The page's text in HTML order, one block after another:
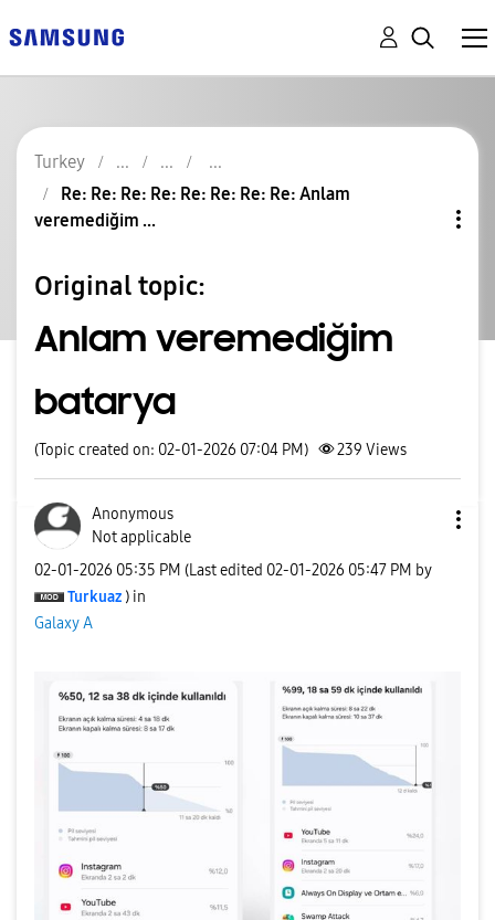
Turkey
Re: Re: Re: Re: Re: Re: Re: Re: Anlam
veremediğim ...
Original topic:
Anlam veremediğim
batarya
(Topic created on: 02-01-2026 07:04 PM) 239 Views
Anonymous
Not applicable
‎02-01-2026 05:35 PM (Last edited ‎02-01-2026 05:47 PM by
Turkuaz ) in
Galaxy A